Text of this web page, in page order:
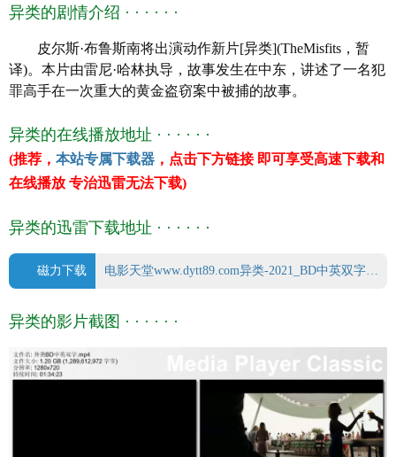
译 名 偷天侠盗团(台)/Ballistic
年 代 2021
产 地 美国
类 别 动作/犯罪/冒险
字 幕 中英双字幕
上映日期 2021-06-11(美国)
豆瓣评分 4.9/10 from 260 users
文件格式 x264 + ACC
文件大小 1289 MB
异类的剧情介绍 · · · · · ·
皮尔斯·布鲁斯南将出演动作新片[异类](TheMisfits，暂
译)。本片由雷尼·哈林执导，故事发生在中东，讲述了一名犯
罪高手在一次重大的黄金盗窃案中被捕的故事。
异类的在线播放地址 · · · · · ·
(推荐， 本站专属下载器 ，点击下方链接 即可享受高速下载和
在线播放 专治迅雷无法下载)
异类的迅雷下载地址 · · · · · ·
磁力下载 电影天堂www.dytt89.com异类-2021_BD中英双字.mp4.torrent
异类的影片截图 · · · · · ·